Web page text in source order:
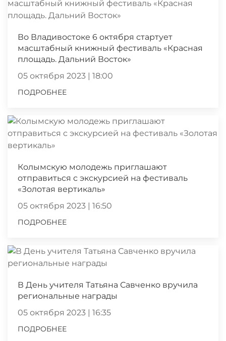
Во Владивостоке 6 октября стартует
масштабный книжный фестиваль «Красная
площадь. Дальний Восток»
05 октября 2023 | 18:00
ПОДРОБНЕЕ
Колымскую молодежь приглашают
отправиться с экскурсией на фестиваль
«Золотая вертикаль»
05 октября 2023 | 16:50
ПОДРОБНЕЕ
В День учителя Татьяна Савченко вручила
региональные награды
05 октября 2023 | 16:35
ПОДРОБНЕЕ